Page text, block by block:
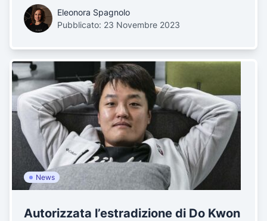
Eleonora Spagnolo
Pubblicato: 23 Novembre 2023
News
Autorizzata l’estradizione di Do Kwon